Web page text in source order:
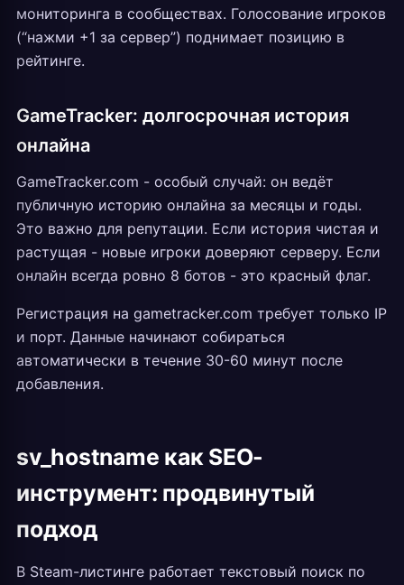
мониторинга в сообществах. Голосование игроков
(“нажми +1 за сервер”) поднимает позицию в
рейтинге.
GameTracker: долгосрочная история
онлайна
GameTracker.com - особый случай: он ведёт
публичную историю онлайна за месяцы и годы.
Это важно для репутации. Если история чистая и
растущая - новые игроки доверяют серверу. Если
онлайн всегда ровно 8 ботов - это красный флаг.
Регистрация на gametracker.com требует только IP
и порт. Данные начинают собираться
автоматически в течение 30-60 минут после
добавления.
sv_hostname как SEO-
инструмент: продвинутый
подход
В Steam-листинге работает текстовый поиск по